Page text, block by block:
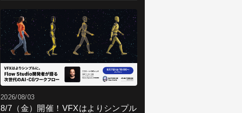
2026/08/03
8/7（金）開催！VFXはよりシンプル